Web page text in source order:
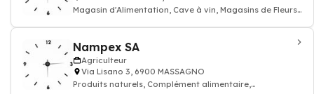
Magasin d'Alimentation, Cave à vin, Magasins de Fleurs,
Nampex SA
Agriculteur
Via Lisano 3, 6900 MASSAGNO
Produits naturels, Complément alimentaire,